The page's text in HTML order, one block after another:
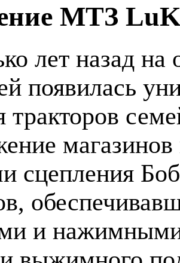
МТЗ LuK
лет назад на
появилась
тракторов
сцепления
и